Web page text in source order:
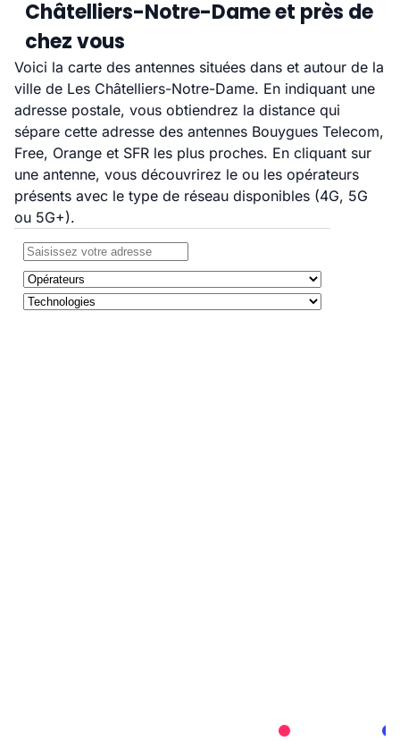
Châtelliers-Notre-Dame et près de
chez vous
Voici la carte des antennes situées dans et autour de la
ville de Les Châtelliers-Notre-Dame. En indiquant une
adresse postale, vous obtiendrez la distance qui
sépare cette adresse des antennes Bouygues Telecom,
Free, Orange et SFR les plus proches. En cliquant sur
une antenne, vous découvrirez le ou les opérateurs
présents avec le type de réseau disponibles (4G, 5G
ou 5G+).